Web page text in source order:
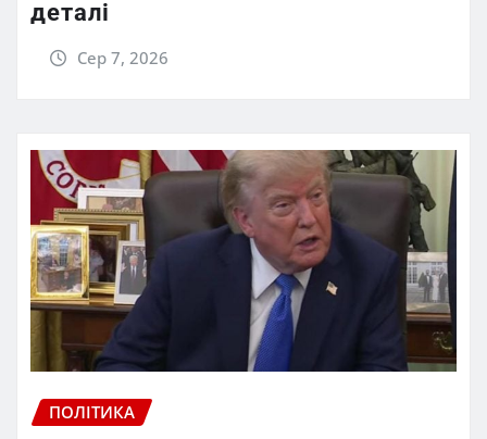
деталі
Сер 7, 2026
ПОЛІТИКА